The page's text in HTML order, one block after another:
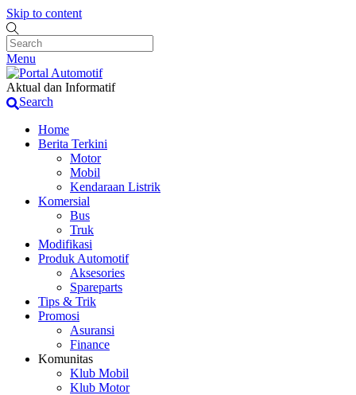
Skip to content
Menu
Aktual dan Informatif
Search
Home
Berita Terkini
Motor
Mobil
Kendaraan Listrik
Komersial
Bus
Truk
Modifikasi
Produk Automotif
Aksesories
Spareparts
Tips & Trik
Promosi
Asuransi
Finance
Komunitas
Klub Mobil
Klub Motor